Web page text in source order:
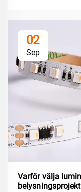
02
Sep
Varför välja
belysningsprojekt